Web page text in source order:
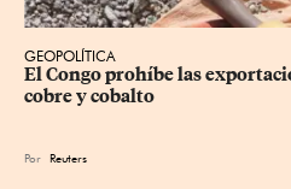
GEOPOLÍTICA
El Congo prohíbe las
cobre y cobalto
Por Reuters